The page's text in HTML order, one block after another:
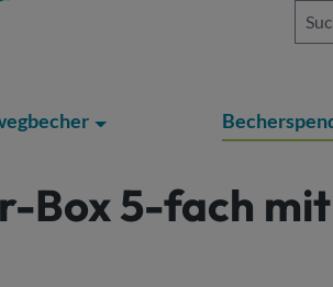
Box 5-fach